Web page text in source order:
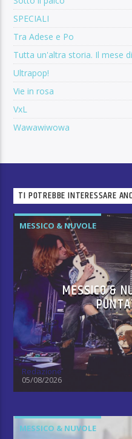
SPECIALI
Tra Adese e Po
Tutta un'altra storia. Il mese
Ultrapop!
Vie in rosa
VxL
Wawawiwowa
TI POTREBBE INTERESSARE
MESSICO & NUVOLE
MESSICO &
Redazione
05/08/2026
MESSICO & NUVOLE